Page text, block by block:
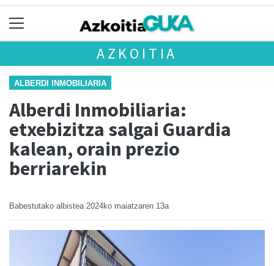
AZKOITIA
ALBERDI INMOBILIARIA
Alberdi Inmobiliaria:
etxebizitza salgai Guardia
kalean, orain prezio
berriarekin
Babestutako albistea 2024ko maiatzaren 13a